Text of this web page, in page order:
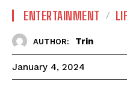
ENTERTAINMENT
AUTHOR: Trin
January 4, 2024